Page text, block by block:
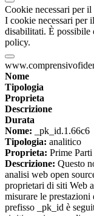
Cookie necessari per
I cookie necessari per
disabilitati. È possibile
policy.
Nome
Tipologia
Proprieta
Descrizione
Durata
Nome: _pk_id.1.66c6
Tipologia: analitico
Proprieta: Prime Parti
Descrizione: Questo
analisi web open
proprietari di siti Web
misurare le
prefisso _pk_id è